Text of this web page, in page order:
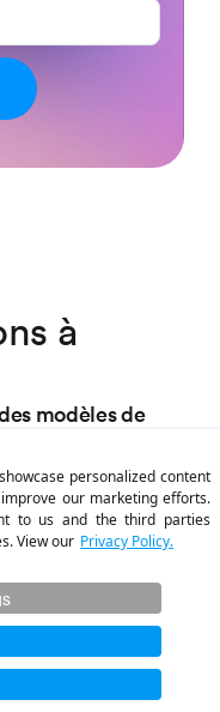
à
modèles de
Tomorrow
à Trolley
New Tomorrow
la gestion
tout en offrant
de
et plus fluide.
les